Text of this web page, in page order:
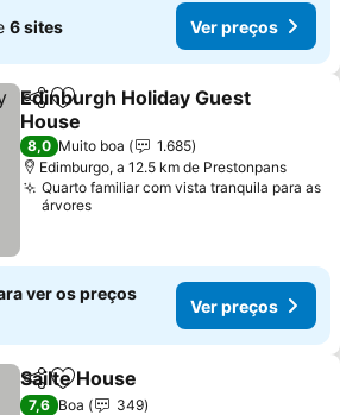
6 sites Ver preços
PartilharAdicionar aos favoritos
Edinburgh Holiday Guest
House
Ver preços
8,0 Muito boa
1.685
Edimburgo, a 12.5 km de Prestonpans
Quarto familiar com vista tranquila para as
árvores
ver os preços
Ver preços
PartilharAdicionar aos favoritos
Sailte House
7,6 Boa 349